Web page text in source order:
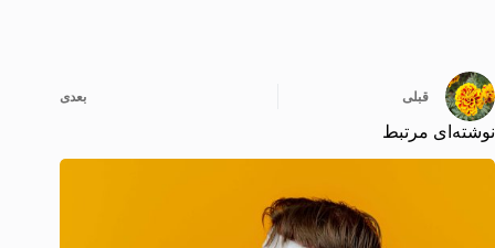
قبلی بعدی
نوشته‌ای مرتبط